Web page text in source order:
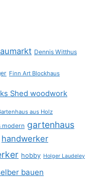
Dennis Witthus
Finn Art Blockhaus
Shed woodwork
aus Holz
modern gartenhaus
handwerker
hobby Holger Laudeley
bauen